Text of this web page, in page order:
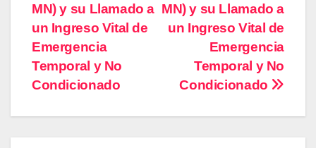
MN) y su Llamado a
un Ingreso Vital de
Emergencia
Temporal y No
Condicionado
MN) y su Llamado a
un Ingreso Vital de
Emergencia
Temporal y No
Condicionado